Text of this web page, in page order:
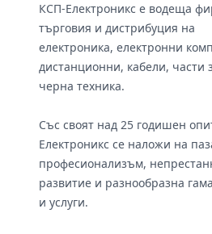
КСП-Електроникс е водеща
търговия и дистрибуция на
електроника, електронни
дистанционни, кабели, части
черна техника.
Със своят над 25 годишен
Електроникс се наложи на
професионализъм,
развитие и разнообразна
и услуги.